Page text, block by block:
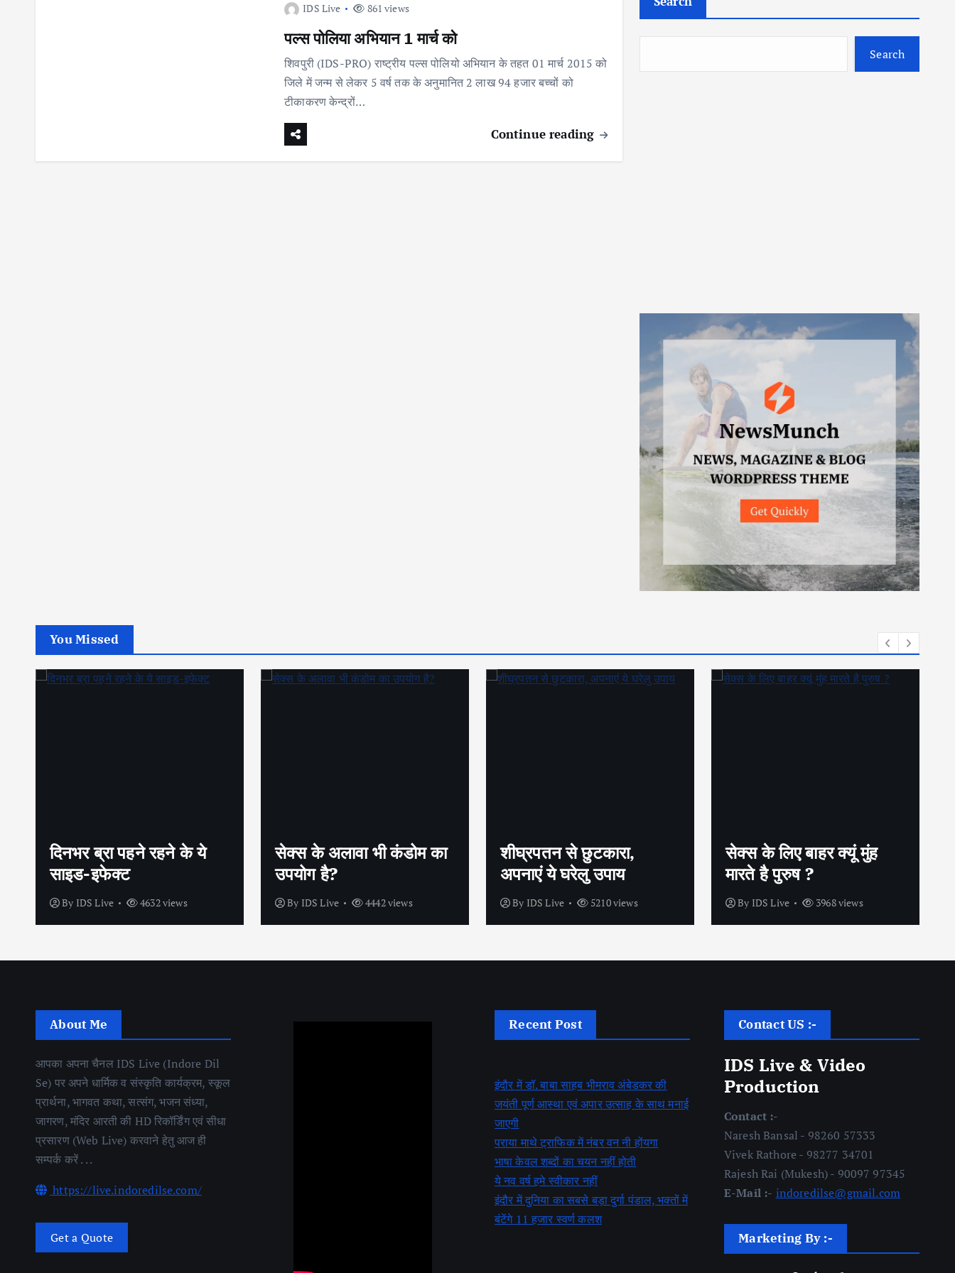
IDS Live 861 views
पल्स पोलिया अभियान 1 मार्च को
शिवपुरी (IDS-PRO) राष्ट्रीय पल्स पोलियो अभियान के तहत 01 मार्च 2015 को
जिले में जन्म से लेकर 5 वर्ष तक के अनुमानित 2 लाख 94 हजार बच्चों को
टीकाकरण केन्द्रों…
Continue reading
Search
You Missed
सेक्स के अलावा भी कंडोम का
उपयोग है?
By IDS Live 4442 views
शीघ्रपतन से छुटकारा,
अपनाएं ये घरेलु उपाय
By IDS Live 5210 views
सेक्स के लिए बाहर क्यूं मुंह
मारते है पुरुष ?
By IDS Live 3968 views
कैसे बचें अनचाही प्रेग्नेंसी से
?
By IDS Live 4200 views
About Me
आपका अपना चैनल IDS Live (Indore Dil
Se) पर अपने धार्मिक व संस्कृति कार्यक्रम, स्कूल
प्रार्थना, भागवत कथा, सत्संग, भजन संध्या,
जागरण, मंदिर आरती की HD रिकॉर्डिंग एवं सीधा
प्रसारण (Web Live) करवाने हेतु आज ही
सम्पर्क करें . . .
https://live.indoredilse.com/
Get a Quote
Recent Post
इंदौर में डॉ. बाबा साहब भीमराव अंबेडकर की
जयंती पूर्ण आस्था एवं अपार उत्साह के साथ मनाई
जाएगी
पराया माथे ट्राफिक में नंबर वन नी होंयगा
भाषा केवल शब्दों का चयन नहीं होती
ये नव वर्ष हमे स्वीकार नहीं
इंदौर में दुनिया का सबसे बड़ा दुर्गा पंडाल, भक्तों में
बंटेंगे 11 हजार स्वर्ण कलश
Contact US :-
IDS Live & Video
Production
Contact :-
Naresh Bansal - 98260 57333
Vivek Rathore - 98277 34701
Rajesh Rai (Mukesh) - 90097 97345
E-Mail :- indoredilse@gmail.com
Marketing By :-